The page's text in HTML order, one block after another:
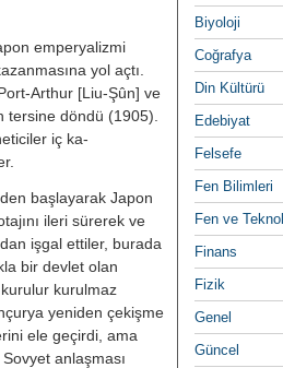
emperyalizmi
yol açtı.
Arthur [Liu-Şûn] ve
tersine döndü (1905).
iç ka­
başlayarak Japon
ileri sürerek ve
işgal ettiler, burada
bir devlet olan
kurulmaz
yeniden çekiş­me
ele geçirdi, ama
anlaşması
Biyoloji
Coğrafya
Din Kültürü
Edebiyat
Felsefe
Fen Bilimleri
Fen ve
Finans
Fizik
Genel
Güncel